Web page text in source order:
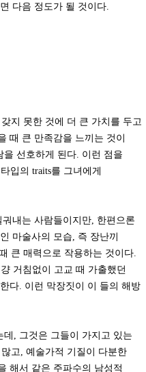
다음 정도가 될 것이다.
지 못한 것에 더 큰 가치를 두고
때 큰 만족감을 느끼는 것이
선호하게 된다. 이런 점을
입의 traits를 그녀에게
내는 사람들이지만, 한편으론
마술사의 모습, 즉 장난끼
큰 매력으로 작용하는 것이다.
거침없이 고교 때 가출했던
다. 이런 막장짓이 이 들의 해방
, 그것은 그들이 가지고 있는
고, 예술가적 기질이 다분한
해서 같은 주파수의 남성적